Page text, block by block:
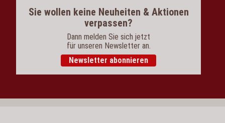
Sie wollen keine Neuheiten & Aktionen
verpassen?
Dann melden Sie sich jetzt
für unseren Newsletter an.
Newsletter abonnieren